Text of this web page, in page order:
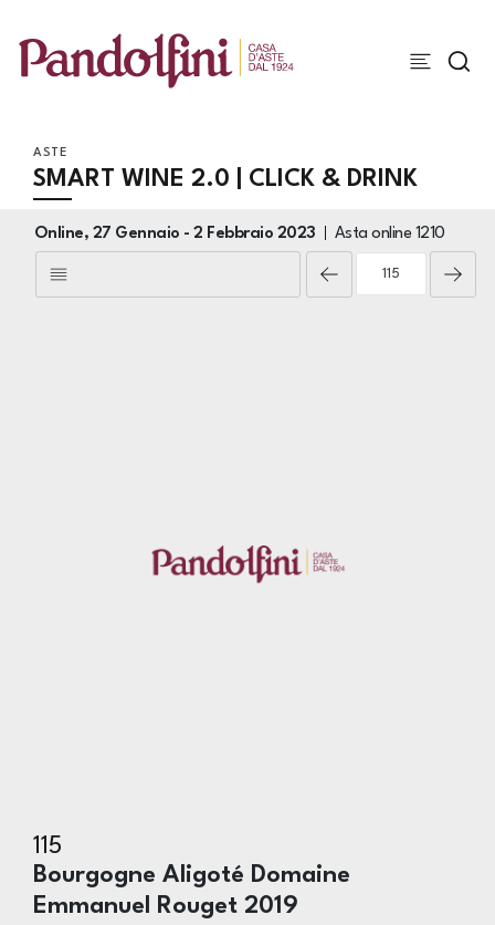
ASTE
SMART WINE 2.0 | CLICK & DRINK
Online, 27 Gennaio - 2 Febbraio 2023 Asta online 1210
115
Bourgogne Aligoté Domaine
Emmanuel Rouget 2019